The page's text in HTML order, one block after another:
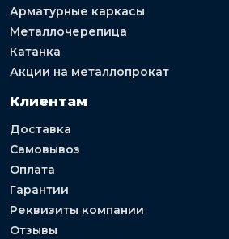
Арматурные каркасы
Металлочерепица
Катанка
Акции на металлопрокат
Клиентам
Доставка
Самовывоз
Оплата
Гарантии
Реквизиты компании
Отзывы